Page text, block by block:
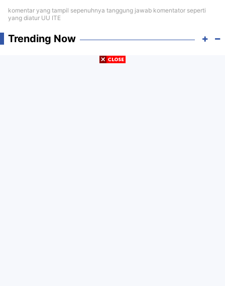
komentar yang tampil sepenuhnya tanggung jawab komentator seperti
yang diatur UU ITE
Trending Now